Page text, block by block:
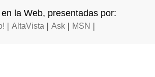
la Web, presentadas por:
| AltaVista | Ask | MSN |